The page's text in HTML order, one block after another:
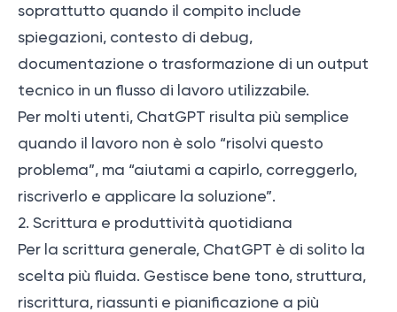
soprattutto quando il compito include
spiegazioni, contesto di debug,
documentazione o trasformazione di un output
tecnico in un flusso di lavoro utilizzabile.
Per molti utenti, ChatGPT risulta più semplice
quando il lavoro non è solo “risolvi questo
problema”, ma “aiutami a capirlo, correggerlo,
riscriverlo e applicare la soluzione”.
2. Scrittura e produttività quotidiana
Per la scrittura generale, ChatGPT è di solito la
scelta più fluida. Gestisce bene tono, struttura,
riscrittura, riassunti e pianificazione a più